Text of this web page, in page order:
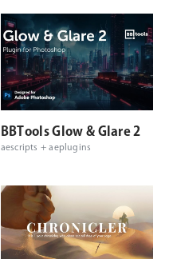
BBTools Glow & Glare 2
aescripts + aeplugins